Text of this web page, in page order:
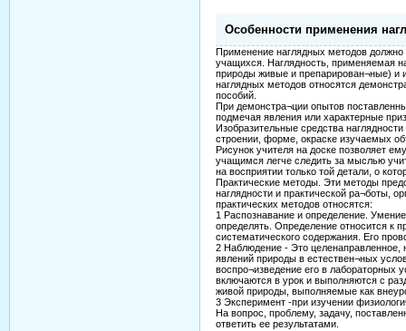
Особенности применения
Применение наглядных методов
учащихся. Наглядность, применяемая
природы живые и препарирован¬ные) и
наглядных методов относятся
пособий.
При демонстра¬ции опытов
подмечая явления или характерные
Изобразительные средства
строении, форме, окраске изучаемых
Рисунок учителя на доске позволяет
учащимся легче следить за мыслью
на восприятии только той детали, о
Практические методы. Эти методы
наглядности и практической ра¬боты,
практических методов относятся:
1 Распознавание и определение.
определять. Определение относится к
систематического содержания. Его
2 Наблюдение - Это целенаправленное,
явлений природы в естествен¬ных
воспро¬изведение его в лабораторных
включаются в урок и выполняются с
живой природы, выполняемые как
3 Эксперимент -при изучении
На вопрос, проблему, задачу,
ответить ее результатами.